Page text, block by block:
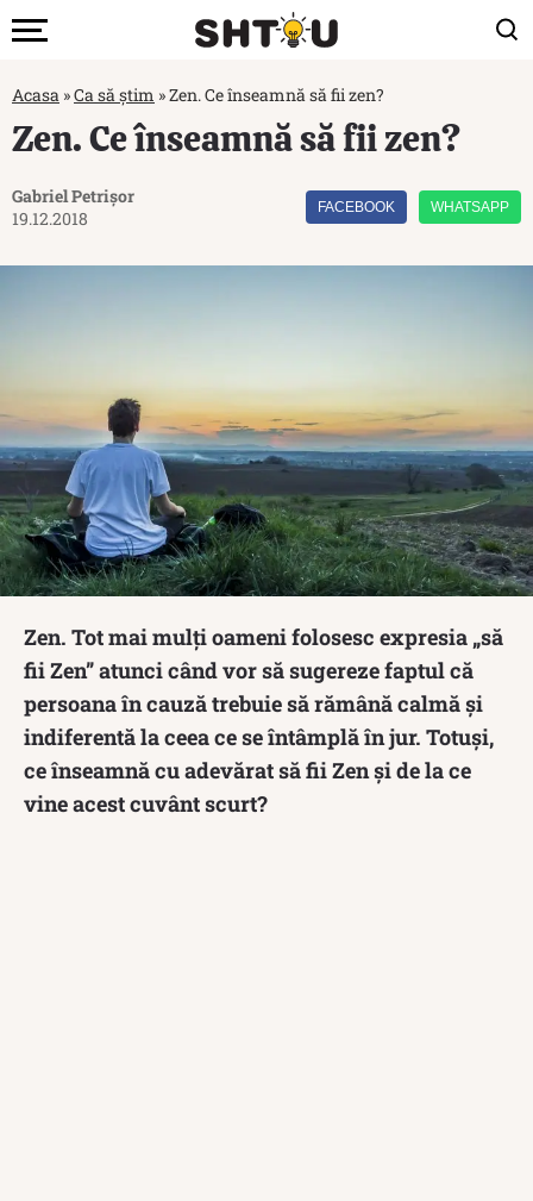
Acasa »Ca să știm »Zen. Ce înseamnă să fii zen?
Zen. Ce înseamnă să fii zen?
Gabriel Petrișor
19.12.2018
FACEBOOK WHATSAPP
Zen. Tot mai mulți oameni folosesc expresia „să
fii Zen” atunci când vor să sugereze faptul că
persoana în cauză trebuie să rămână calmă și
indiferentă la ceea ce se întâmplă în jur. Totuși,
ce înseamnă cu adevărat să fii Zen și de la ce
vine acest cuvânt scurt?